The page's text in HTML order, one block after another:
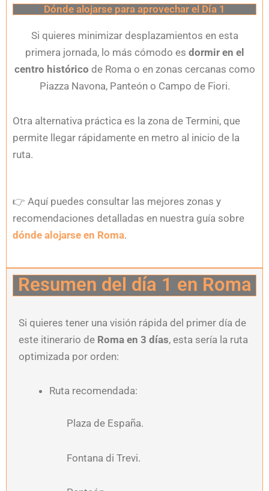
Dónde alojarse para aprovechar el Día 1
Si quieres minimizar desplazamientos en esta
primera jornada, lo más cómodo es dormir en el
centro histórico de Roma o en zonas cercanas como
Piazza Navona, Panteón o Campo de Fiori.
Otra alternativa práctica es la zona de Termini, que
permite llegar rápidamente en metro al inicio de la
ruta.
👉 Aquí puedes consultar las mejores zonas y
recomendaciones detalladas en nuestra guía sobre
dónde alojarse en Roma.
Resumen del día 1 en Roma
Si quieres tener una visión rápida del primer día de
este itinerario de Roma en 3 días, esta sería la ruta
optimizada por orden:
Ruta recomendada:
Plaza de España.
Fontana di Trevi.